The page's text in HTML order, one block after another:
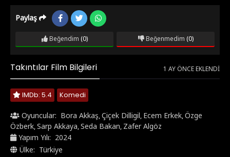
Paylaş
Beğendim (0) Beğenmedim (0)
Takıntılar Film Bilgileri 1 AY ÖNCE EKLENDI
IMDb: 5.4 Komedi
Oyuncular: Bora Akkaş,Çiçek Dilligil, Ecem Erkek,Özge
Özberk,Sarp Akkaya,Seda Bakan, Zafer Algöz
Yapım Yılı: 2024
Ülke: Türkiye